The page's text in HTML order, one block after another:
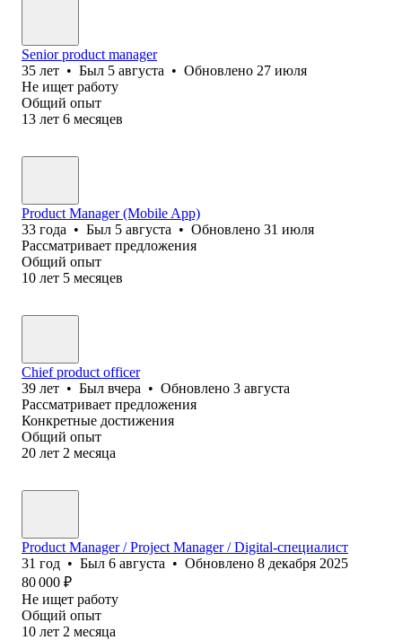
Senior product manager
35 лет • Был 5 августа • Обновлено 27 июля
Не ищет работу
Общий опыт
13 лет 6 месяцев
Product Manager (Mobile App)
33 года • Был 5 августа • Обновлено 31 июля
Рассматривает предложения
Общий опыт
10 лет 5 месяцев
Chief product officer
39 лет • Был вчера • Обновлено 3 августа
Рассматривает предложения
Конкретные достижения
Общий опыт
20 лет 2 месяца
Product Manager / Project Manager / Digital-специалист
31 год • Был 6 августа • Обновлено 8 декабря 2025
80 000 ₽
Не ищет работу
Общий опыт
10 лет 2 месяца